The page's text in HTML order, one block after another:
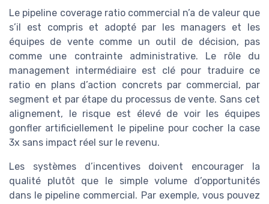
Le pipeline coverage ratio commercial n’a de valeur que
s’il est compris et adopté par les managers et les
équipes de vente comme un outil de décision, pas
comme une contrainte administrative. Le rôle du
management intermédiaire est clé pour traduire ce
ratio en plans d’action concrets par commercial, par
segment et par étape du processus de vente. Sans cet
alignement, le risque est élevé de voir les équipes
gonfler artificiellement le pipeline pour cocher la case
3x sans impact réel sur le revenu.
Les systèmes d’incentives doivent encourager la
qualité plutôt que le simple volume d’opportunités
dans le pipeline commercial. Par exemple, vous pouvez